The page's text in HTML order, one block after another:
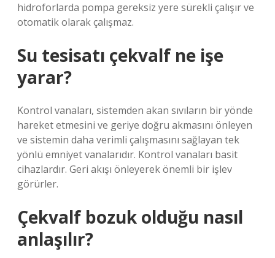
hidroforlarda pompa gereksiz yere sürekli çalışır ve
otomatik olarak çalışmaz.
Su tesisatı çekvalf ne işe
yarar?
Kontrol vanaları, sistemden akan sıvıların bir yönde
hareket etmesini ve geriye doğru akmasını önleyen
ve sistemin daha verimli çalışmasını sağlayan tek
yönlü emniyet vanalarıdır. Kontrol vanaları basit
cihazlardır. Geri akışı önleyerek önemli bir işlev
görürler.
Çekvalf bozuk olduğu nasıl
anlaşılır?